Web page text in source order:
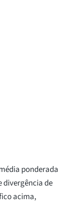
ponderada
divergência de
acima,